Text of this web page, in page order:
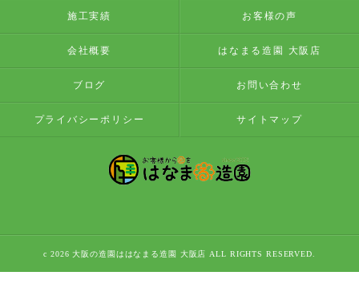
施工実績 お客様の声
会社概要 はなまる造園 大阪店
ブログ お問い合わせ
プライバシーポリシー サイトマップ
c 2026 大阪の造園ははなまる造園 大阪店 ALL RIGHTS RESERVED.